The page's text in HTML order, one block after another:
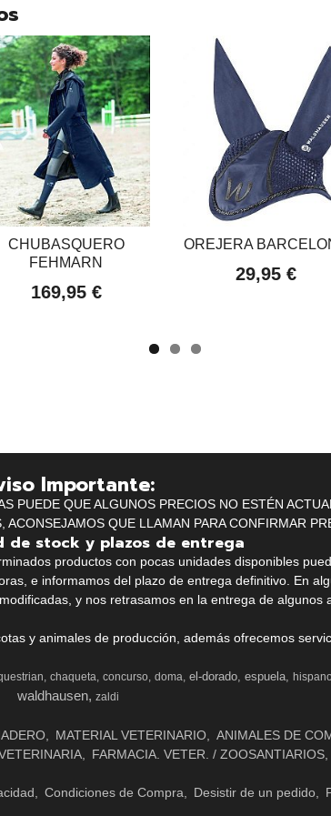
CHUBASQUERO
FEHMARN
169,95 €
OREJERA
29,95 €
Importante:
PUEDE QUE ALGUNOS PRECIOS NO ESTÉN
QUE LLAMAN PARA CONFIRMAR
de stock y plazos de entrega
productos con pocas unidades disponibles
e informamos del plazo de entrega definitivo. En
y nos retrasamos en la entrega de algunos
y animales de producción, además ofrecemos
chaqueta concurso doma el-dorado espuela
waldhausen zaldi
MATERIAL VETERINARIO ANIMALES DE
FARMACIA. VETER. / ZOOSANTIARIOS
Condiciones de Compra Desistir de un pedido